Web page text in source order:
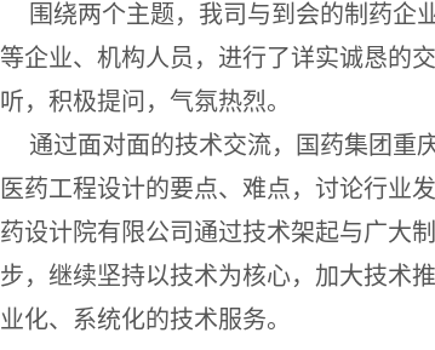
围绕两个主题，我司与到会的制药企
等企业、机构人员，进行了详实诚恳的
听，积极提问，气氛热烈。
通过面对面的技术交流，国药集团重
医药工程设计的要点、难点，讨论行业
药设计院有限公司通过技术架起与广大
步，继续坚持以技术为核心，加大技术
业化、系统化的技术服务。